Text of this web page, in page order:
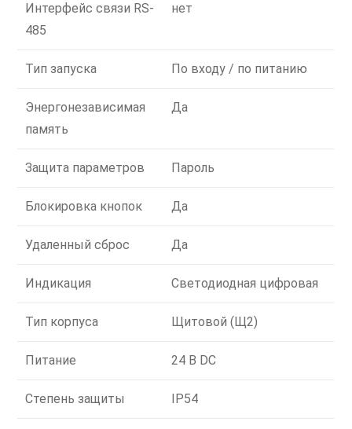
Интерфейс связи RS-
485
нет
Тип запуска По входу / по питанию
Энергонезависимая
память
Да
Защита параметров Пароль
Блокировка кнопок Да
Удаленный сброс Да
Индикация Светодиодная цифровая
Тип корпуса Щитовой (Щ2)
Питание 24 В DC
Степень защиты IP54